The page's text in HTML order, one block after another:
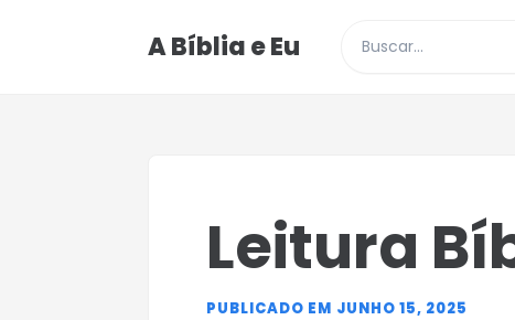
A Bíblia e Eu Buscar posts e
Leitura
PUBLICADO EM JUNHO 15, 2025